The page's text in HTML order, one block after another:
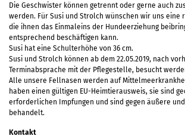
Die Geschwister können getrennt oder gerne auch
werden. Für Susi und Strolch wünschen wir uns eine
die ihnen das Einmaleins der Hundeerziehung
entsprechend beschäftigen kann.
Susi hat eine Schulterhöhe von 36 cm.
Susi und Strolch können ab dem 22.05.2019, nach
Terminabsprache mit der Pflegestelle, besucht
Alle unsere Fellnasen werden auf
haben einen gültigen EU-Heimtierausweis, sie sind
erforderlichen Impfungen und sind gegen äußere
behandelt.
Kontakt